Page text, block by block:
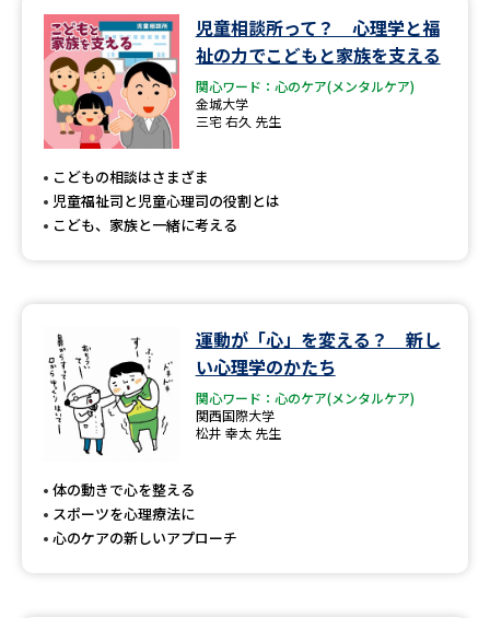
来場型・Web型イベント特集 夢ナビライブ
受験準備
志望校・出願校を調べる
先輩が入学を決めた理由 テレメール全国一斉進学調査
新生活お役立ちガイド
学問発見
児童相談所って？ 心理学と福
祉の力でこどもと家族を支える
関心ワード：心のケア(メンタルケア)
金城大学
三宅 右久 先生
こどもの相談はさまざま
児童福祉司と児童心理司の役割とは
こども、家族と一緒に考える
運動が「心」を変える？ 新し
い心理学のかたち
関心ワード：心のケア(メンタルケア)
関西国際大学
松井 幸太 先生
体の動きで心を整える
スポーツを心理療法に
心のケアの新しいアプローチ